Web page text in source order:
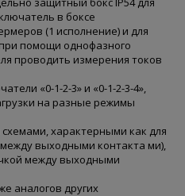
в боксе
(1 исполнение) и для
помощи однофазного
проводить измерения токов
«0-1-2-3» и «0-1-2-3-4»,
на разные режимы
характерными как для
выходными контакта ми),
между выходными
аналогов других